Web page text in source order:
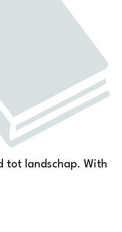
tot landschap. With